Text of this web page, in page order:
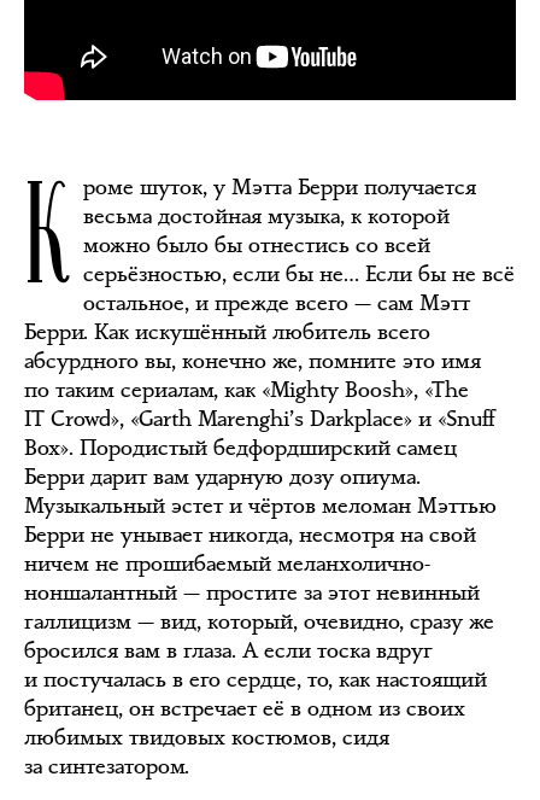
К роме шуток, у Мэтта Берри получается
весьма достойная музыка, к которой
можно было бы отнестись со всей
серьёзностью, если бы не… Если бы не всё
остальное, и прежде всего — сам Мэтт
Берри. Как искушённый любитель всего
абсурдного вы, конечно же, помните это имя
по таким сериалам, как «Mighty Boosh», «The
IT Crowd», «Garth Marenghi’s Darkplace» и «Snuff
Box». Породистый бедфордширский самец
Берри дарит вам ударную дозу опиума.
Музыкальный эстет и чёртов меломан Мэттью
Берри не унывает никогда, несмотря на свой
ничем не прошибаемый меланхолично-
ноншалантный — простите за этот невинный
галлицизм — вид, который, очевидно, сразу же
бросился вам в глаза. А если тоска вдруг
и постучалась в его сердце, то, как настоящий
британец, он встречает её в одном из своих
любимых твидовых костюмов, сидя
за синтезатором.